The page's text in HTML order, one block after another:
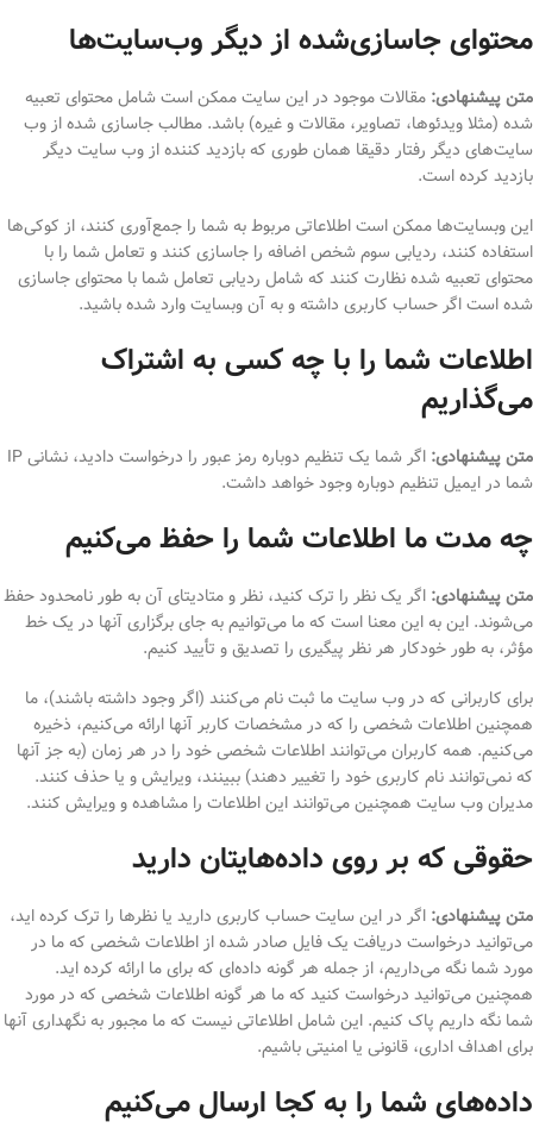
محتوای جاسازی‌شده از دیگر وب‌سایت‌ها
متن پیشنهادی: مقالات موجود در این سایت ممکن است شامل محتوای تعبیه
شده (مثلا ویدئوها، تصاویر، مقالات و غیره) باشد. مطالب جاسازی شده از وب
سایت‌های دیگر رفتار دقیقا همان طوری که بازدید کننده از وب سایت دیگر
بازدید کرده است.
این وبسایت‌ها ممکن است اطلاعاتی مربوط به شما را جمع‌آوری کنند، از کوکی‌ها
استفاده کنند، ردیابی سوم شخص اضافه را جاسازی کنند و تعامل شما را با
محتوای تعبیه شده نظارت کنند که شامل ردیابی تعامل شما با محتوای جاسازی
شده است اگر حساب کاربری داشته و به آن وبسایت وارد شده باشید.
اطلاعات شما را با چه کسی به اشتراک
می‌گذاریم
متن پیشنهادی:
اگر شما یک تنظیم دوباره رمز عبور را درخواست دادید، نشانی IP
شما در ایمیل تنظیم دوباره وجود خواهد داشت.
چه مدت ما اطلاعات شما را حفظ می‌کنیم
متن پیشنهادی: اگر یک نظر را ترک کنید، نظر و متادیتای آن به طور نامحدود حفظ
می‌شوند. این به این معنا است که ما می‌توانیم به جای برگزاری آنها در یک خط
مؤثر، به طور خودکار هر نظر پیگیری را تصدیق و تأیید کنیم.
برای کاربرانی که در وب سایت ما ثبت نام می‌کنند (اگر وجود داشته باشند)، ما
همچنین اطلاعات شخصی را که در مشخصات کاربر آنها ارائه می‌کنیم، ذخیره
می‌کنیم. همه کاربران می‌توانند اطلاعات شخصی خود را در هر زمان (به جز آنها
که نمی‌توانند نام کاربری خود را تغییر دهند) ببینند، ویرایش و یا حذف کنند.
مدیران وب سایت همچنین می‌توانند این اطلاعات را مشاهده و ویرایش کنند.
حقوقی که بر روی داده‌هایتان دارید
متن پیشنهادی: اگر در این سایت حساب کاربری دارید یا نظرها را ترک کرده اید،
می‌توانید درخواست دریافت یک فایل صادر شده از اطلاعات شخصی که ما در
مورد شما نگه می‌داریم، از جمله هر گونه داده‌ای که برای ما ارائه کرده اید.
همچنین می‌توانید درخواست کنید که ما هر گونه اطلاعات شخصی که در مورد
شما نگه داریم پاک کنیم. این شامل اطلاعاتی نیست که ما مجبور به نگهداری آنها
برای اهداف اداری، قانونی یا امنیتی باشیم.
داده‌های شما را به کجا ارسال می‌کنیم